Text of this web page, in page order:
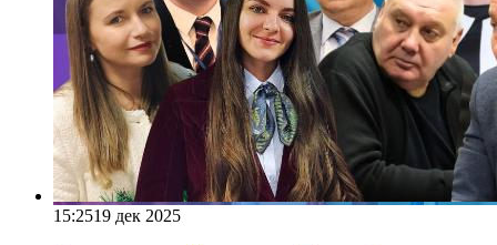
15:2519 дек 2025